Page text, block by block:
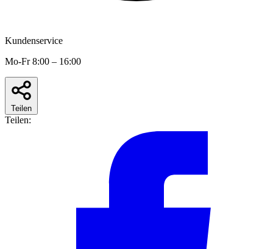
Kundenservice
Mo-Fr 8:00 – 16:00
Teilen
Teilen: